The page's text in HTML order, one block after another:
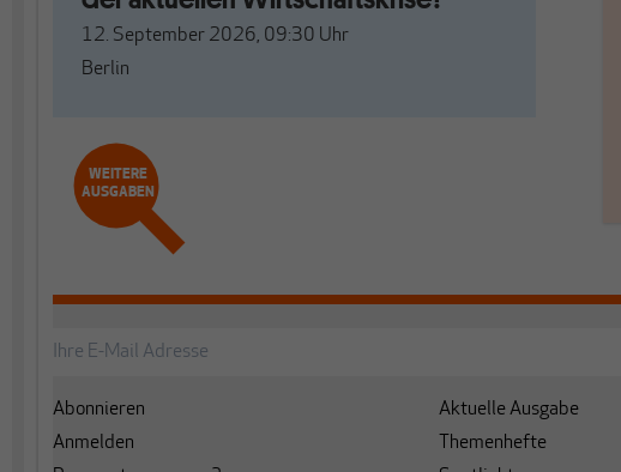
12. September 2026, 09:30 Uhr
Berlin
WEITERE
AUSGABEN
Abonnieren
Anmelden
Aktuelle Ausgabe
Themenhefte